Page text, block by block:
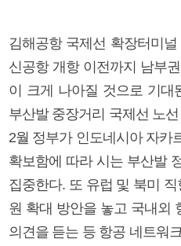
김해공항 국제선 확장터미
신공항 개항 이전까지 남부
이 크게 나아질 것으로 기대
부산발 중장거리 국제선 노
2월 정부가 인도네시아 자카
확보함에 따라 시는 부산발
집중한다. 또 유럽 및 북미
원 확대 방안을 놓고 국내외
의견을 듣는 등 항공 네트워